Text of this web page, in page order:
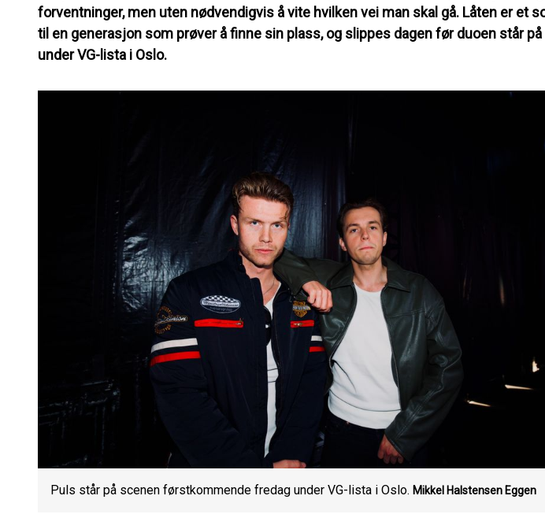
forventninger, men uten nødvendigvis å vite hvilken vei man skal gå. Låten er et
til en generasjon som prøver å finne sin plass, og slippes dagen før duoen står
under VG-lista i Oslo.
Puls står på scenen førstkommende fredag under VG-lista i Oslo. Mikkel Halstensen Eggen